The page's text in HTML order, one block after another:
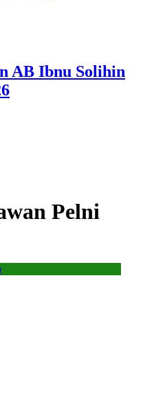
AB Ibnu Solihin
Pelni